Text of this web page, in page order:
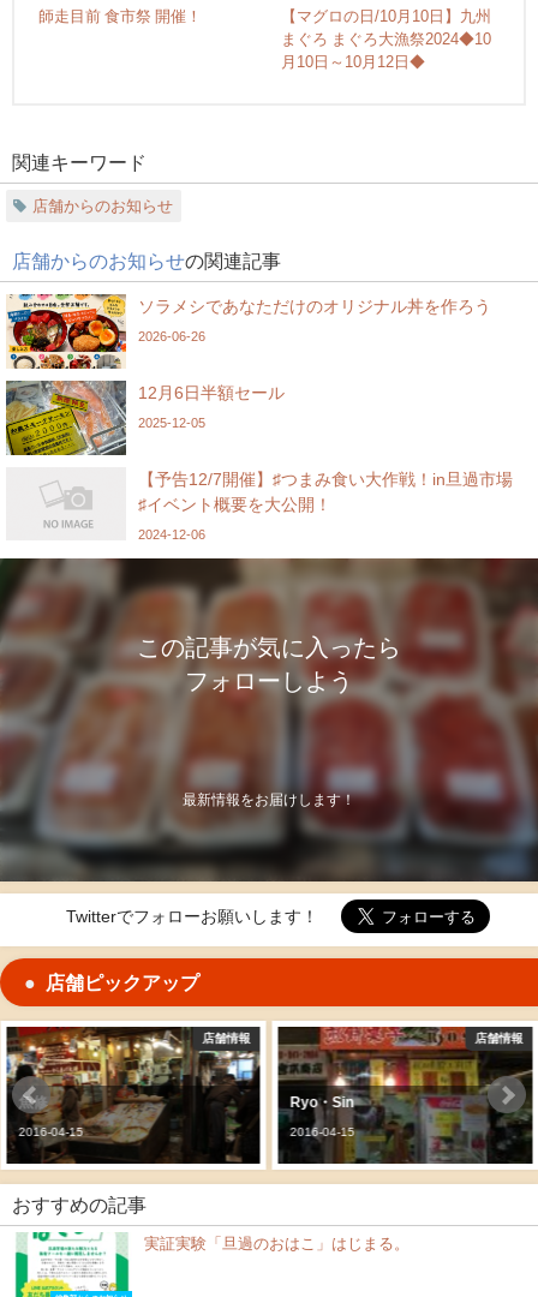
師走目前 食市祭 開催！
【マグロの日/10月10日】九州
まぐろ まぐろ大漁祭2024◆10
月10日～10月12日◆
関連キーワード
店舗からのお知らせ
店舗からのお知らせの関連記事
ソラメシであなただけのオリジナル丼を作ろう
2026-06-26
12月6日半額セール
2025-12-05
【予告12/7開催】♯つまみ食い大作戦！in旦過市場
♯イベント概要を大公開！
2024-12-06
この記事が気に入ったら
フォローしよう
最新情報をお届けします！
Twitterでフォローお願いします！
店舗ピックアップ
店舗情報
魚修
2016-04-15
店舗情報
Ryo・Sin
2016-04-15
おすすめの記事
実証実験「旦過のおはこ」はじまる。